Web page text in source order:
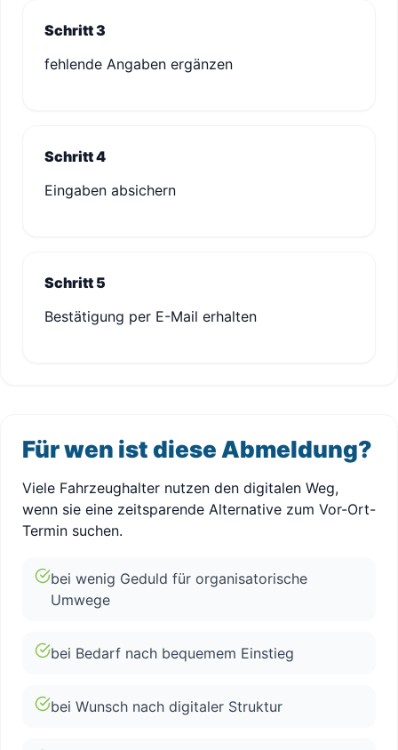
Schritt 3
fehlende Angaben ergänzen
Schritt 4
Eingaben absichern
Schritt 5
Bestätigung per E-Mail erhalten
Für wen ist diese Abmeldung?
Viele Fahrzeughalter nutzen den digitalen Weg,
wenn sie eine zeitsparende Alternative zum Vor-Ort-
Termin suchen.
bei wenig Geduld für organisatorische
Umwege
bei Bedarf nach bequemem Einstieg
bei Wunsch nach digitaler Struktur